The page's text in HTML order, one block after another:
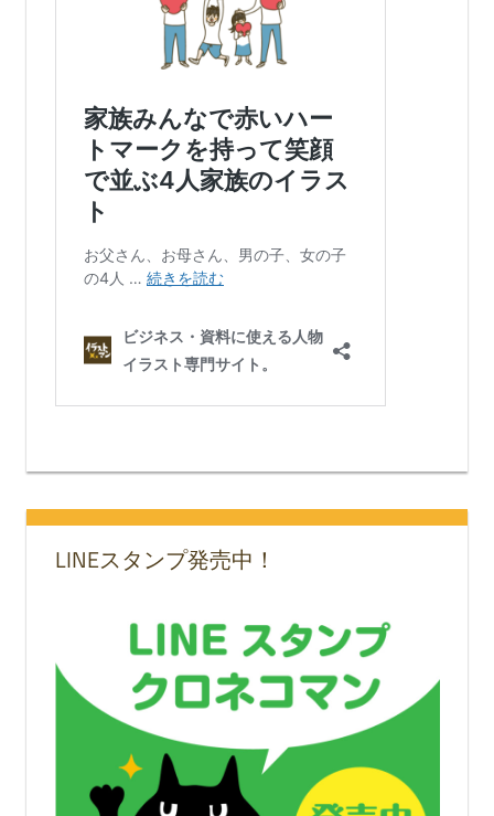
LINEスタンプ発売中！